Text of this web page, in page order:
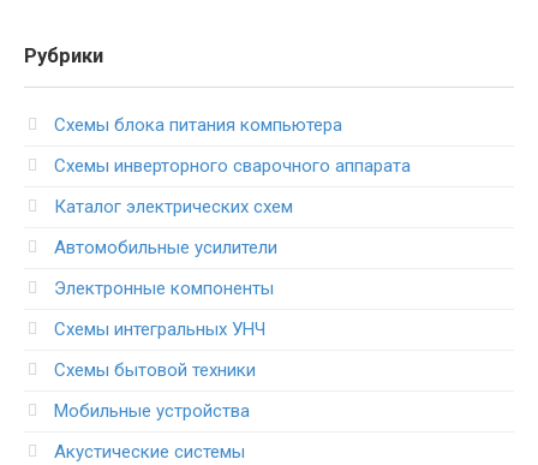
Рубрики
Схемы блока питания компьютера
Схемы инверторного сварочного аппарата
Каталог электрических схем
Автомобильные усилители
Электронные компоненты
Схемы интегральных УНЧ
Схемы бытовой техники
Мобильные устройства
Акустические системы